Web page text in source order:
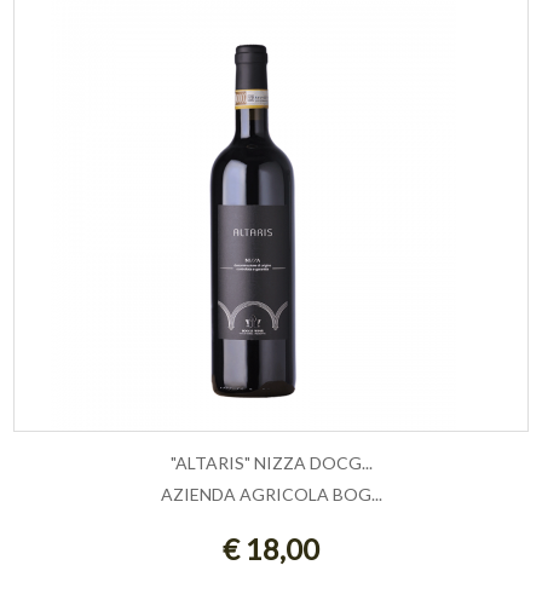
AGGIUNGI AL CARRELLO
"ALTARIS" NIZZA DOCG...
AZIENDA AGRICOLA BOG...
€ 18,00